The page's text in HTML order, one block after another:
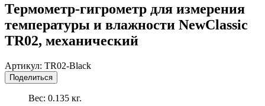
Термометр-гигрометр для измерения
температуры и влажности NewClassic
TR02, механический
Артикул: TR02-Black
Поделиться
Вес: 0.135 кг.